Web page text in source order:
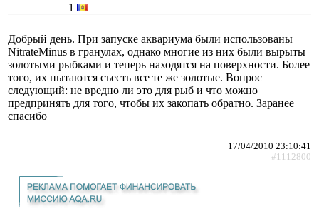
1
Добрый день. При запуске аквариума были использованы
NitrateMinus в гранулах, однако многие из них были вырыты
золотыми рыбками и теперь находятся на поверхности. Более
того, их пытаются съесть все те же золотые. Вопрос
следующий: не вредно ли это для рыб и что можно
предпринять для того, чтобы их закопать обратно. Заранее
спасибо
17/04/2010 23:10:41
#1112800